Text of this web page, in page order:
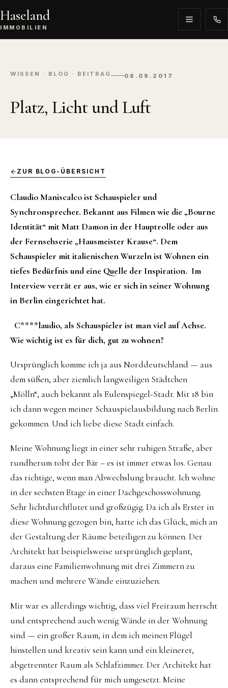
Haseland
IMMOBILIEN
WISSEN · BLOG · BEITRAG 08.09.2017
Platz, Licht und Luft
ZUR BLOG-ÜBERSICHT
Claudio Maniscalco ist Schauspieler und
Synchronsprecher. Bekannt aus Filmen wie die „Bourne
Identität“ mit Matt Damon in der Hauptrolle oder aus
der Fernsehserie „Hausmeister Krause“. Dem
Schauspieler mit italienischen Wurzeln ist Wohnen ein
tiefes Bedürfnis und eine Quelle der Inspiration. Im
Interview verrät er aus, wie er sich in seiner Wohnung
in Berlin eingerichtet hat.
C****laudio, als Schauspieler ist man viel auf Achse.
Wie wichtig ist es für dich, gut zu wohnen?
Ursprünglich komme ich ja aus Norddeutschland — aus
dem süßen, aber ziemlich langweiligen Städtchen
„Mölln“, auch bekannt als Eulenspiegel-Stadt. Mit 18 bin
ich dann wegen meiner Schauspielausbildung nach Berlin
gekommen. Und ich liebe diese Stadt einfach.
Meine Wohnung liegt in einer sehr ruhigen Straße, aber
rundherum tobt der Bär – es ist immer etwas los. Genau
das richtige, wenn man Abwechslung braucht. Ich wohne
in der sechsten Etage in einer Dachgeschosswohnung.
Sehr lichtdurchflutet und großzügig. Da ich als Erster in
diese Wohnung gezogen bin, hatte ich das Glück, mich an
der Gestaltung der Räume beteiligen zu können. Der
Architekt hat beispielsweise ursprünglich geplant,
daraus eine Familienwohnung mit drei Zimmern zu
machen und mehrere Wände einzuziehen.
Mir war es allerdings wichtig, dass viel Freiraum herrscht
und entsprechend auch wenig Wände in der Wohnung
sind — ein großer Raum, in dem ich meinen Flügel
hinstellen und kreativ sein kann und ein kleinerer,
abgetrennter Raum als Schlafzimmer. Der Architekt hat
es dann entsprechend für mich umgesetzt. Meine